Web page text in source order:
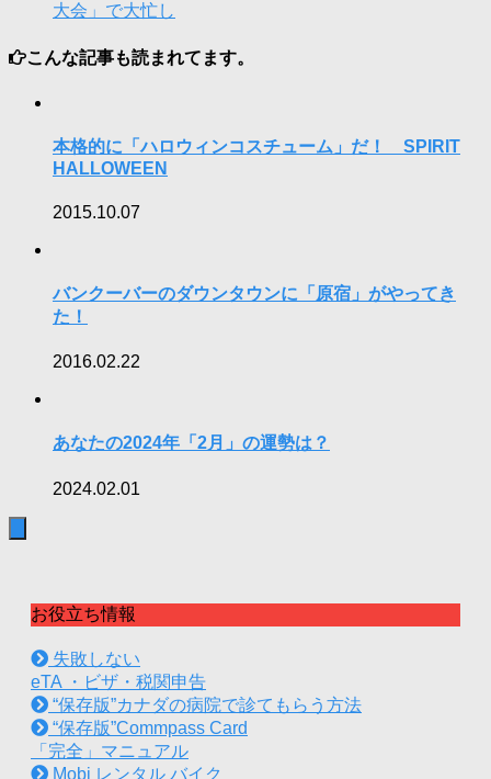
大会」で大忙し
こんな記事も読まれてます。
本格的に「ハロウィンコスチューム」だ！ SPIRIT
HALLOWEEN
2015.10.07
バンクーバーのダウンタウンに「原宿」がやってき
た！
2016.02.22
あなたの2024年「2月」の運勢は？
2024.02.01
お役立ち情報
失敗しない
eTA ・ビザ・税関申告
“保存版”カナダの病院で診てもらう方法
“保存版”Commpass Card
「完全」マニュアル
Mobi レンタル バイク